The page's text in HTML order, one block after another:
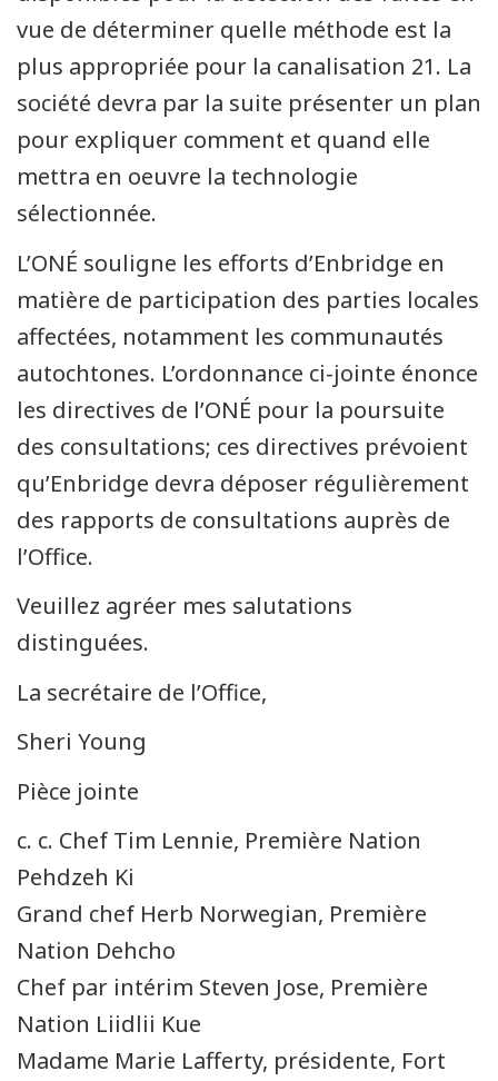
vue de déterminer quelle méthode est la
plus appropriée pour la canalisation 21. La
société devra par la suite présenter un plan
pour expliquer comment et quand elle
mettra en oeuvre la technologie
sélectionnée.
L’ONÉ souligne les efforts d’Enbridge en
matière de participation des parties locales
affectées, notamment les communautés
autochtones. L’ordonnance ci-jointe énonce
les directives de l’ONÉ pour la poursuite
des consultations; ces directives prévoient
qu’Enbridge devra déposer régulièrement
des rapports de consultations auprès de
l’Office.
Veuillez agréer mes salutations
distinguées.
La secrétaire de l’Office,
Sheri Young
Pièce jointe
c. c. Chef Tim Lennie, Première Nation
Pehdzeh Ki
Grand chef Herb Norwegian, Première
Nation Dehcho
Chef par intérim Steven Jose, Première
Nation Liidlii Kue
Madame Marie Lafferty, présidente, Fort